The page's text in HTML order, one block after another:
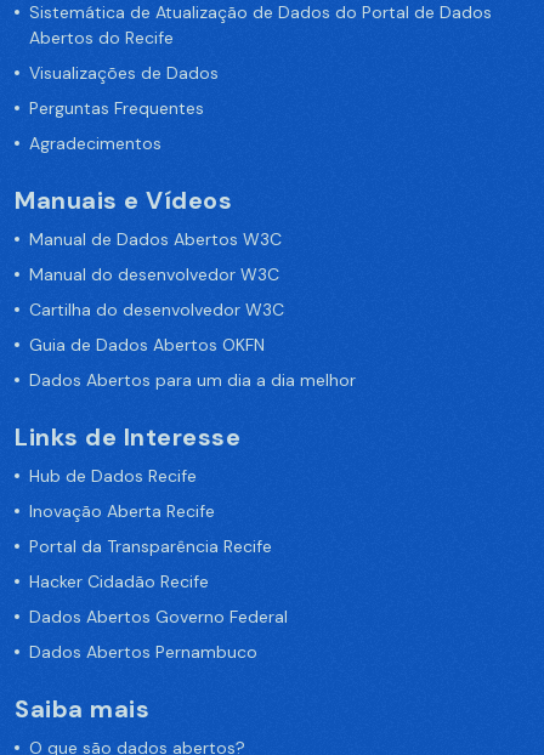
Sistemática de Atualização de Dados do Portal de Dados
Abertos do Recife
Visualizações de Dados
Perguntas Frequentes
Agradecimentos
Manuais e Vídeos
Manual de Dados Abertos W3C
Manual do desenvolvedor W3C
Cartilha do desenvolvedor W3C
Guia de Dados Abertos OKFN
Dados Abertos para um dia a dia melhor
Links de Interesse
Hub de Dados Recife
Inovação Aberta Recife
Portal da Transparência Recife
Hacker Cidadão Recife
Dados Abertos Governo Federal
Dados Abertos Pernambuco
Saiba mais
O que são dados abertos?